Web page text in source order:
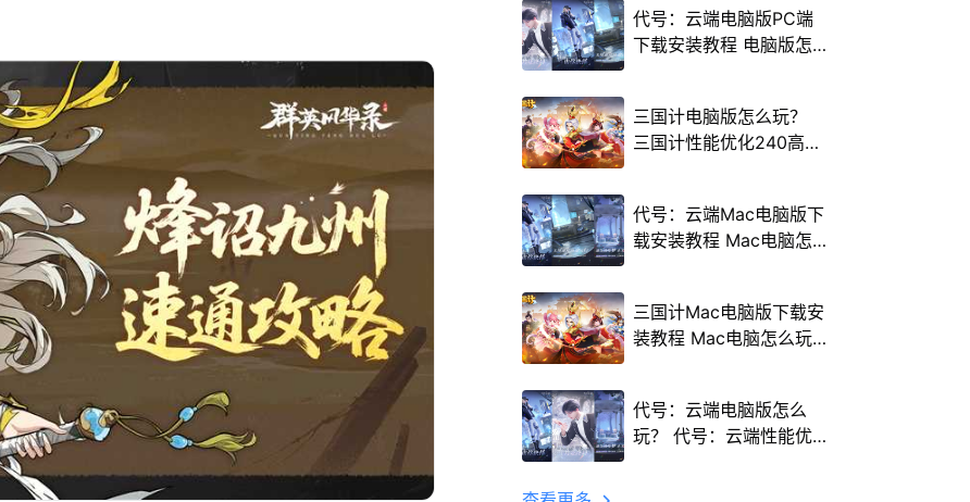
代号：云端电脑版PC端
下载安装教程 电脑版怎
三国计电脑版怎么玩？
三国计性能优化240高帧
代号：云端Mac电脑版下
载安装教程 Mac电脑怎
三国计Mac电脑版下载安
装教程 Mac电脑怎么玩
代号：云端电脑版怎么
玩？ 代号：云端性能优